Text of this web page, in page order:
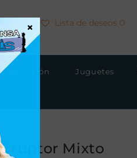
Lista de deseos 0
Juguetes
Mixto
×